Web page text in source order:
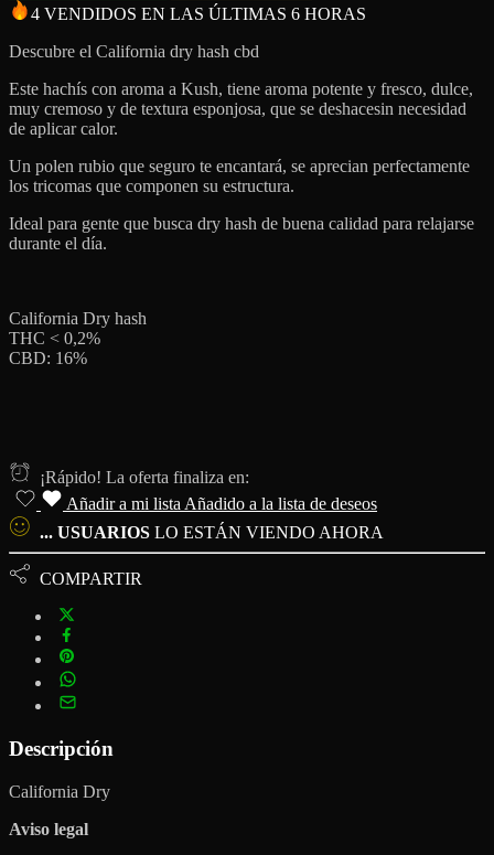
4 VENDIDOS EN LAS ÚLTIMAS 6 HORAS
Descubre el California dry hash cbd
Este hachís con aroma a Kush, tiene aroma potente y fresco, dulce,
muy cremoso y de textura esponjosa, que se deshacesin necesidad
de aplicar calor.
Un polen rubio que seguro te encantará, se aprecian perfectamente
los tricomas que componen su estructura.
Ideal para gente que busca dry hash de buena calidad para relajarse
durante el día.
California Dry hash
THC < 0,2%
CBD: 16%
¡Rápido! La oferta finaliza en:
Añadir a mi lista Añadido a la lista de deseos
... USUARIOS LO ESTÁN VIENDO AHORA
COMPARTIR
Descripción
California Dry
Aviso legal